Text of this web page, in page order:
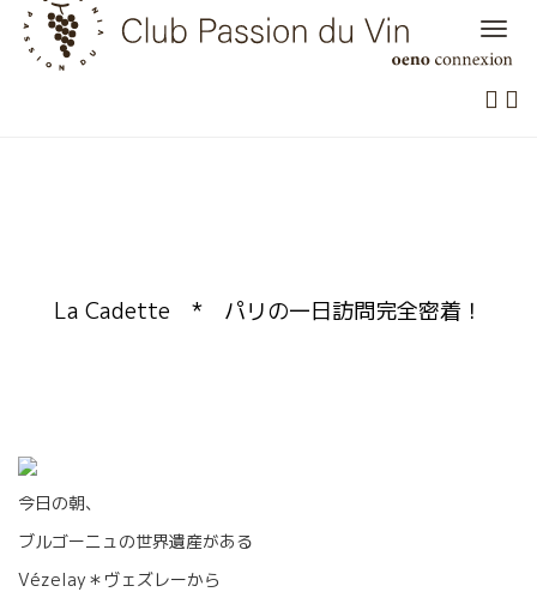
Skip
content
La Cadette * パリの一日訪問完全密着！
今日の朝、
ブルゴーニュの世界遺産がある
Vézelay＊ヴェズレーから